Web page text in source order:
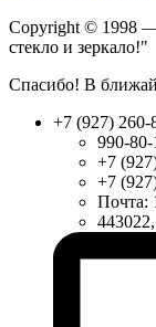
Copyright © 1998
стекло и зеркало!"
Спасибо! В
+7 (927) 260-
990-80-
+7
+7
Почта: